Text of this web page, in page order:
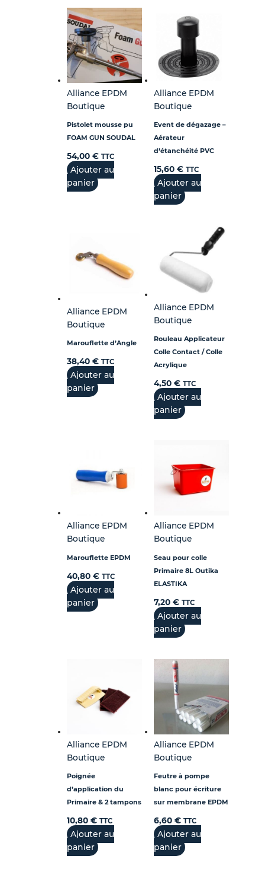
Alliance EPDM
Boutique
Pistolet mousse pu
FOAM GUN SOUDAL
54,00 € TTC
Ajouter au
panier
Alliance EPDM
Boutique
Event de dégazage –
Aérateur
d’étanchéité PVC
15,60 € TTC
Ajouter au
panier
Alliance EPDM
Boutique
Marouflette d’Angle
38,40 € TTC
Ajouter au
panier
Alliance EPDM
Boutique
Rouleau Applicateur
Colle Contact / Colle
Acrylique
4,50 € TTC
Ajouter au
panier
Alliance EPDM
Boutique
Marouflette EPDM
40,80 € TTC
Ajouter au
panier
Alliance EPDM
Boutique
Seau pour colle
Primaire 8L Outika
ELASTIKA
7,20 € TTC
Ajouter au
panier
Alliance EPDM
Boutique
Poignée
d’application du
Primaire & 2 tampons
10,80 € TTC
Ajouter au
panier
Alliance EPDM
Boutique
Feutre à pompe
blanc pour écriture
sur membrane EPDM
6,60 € TTC
Ajouter au
panier